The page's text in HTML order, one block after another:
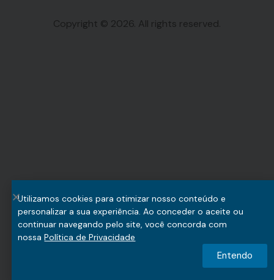
Copyright © 2026. All rights reserved.
Utilizamos cookies para otimizar nosso conteúdo e
personalizar a sua experiência. Ao conceder o aceite ou
continuar navegando pelo site, você concorda com
nossaPolítica de Privacidade
Entendo